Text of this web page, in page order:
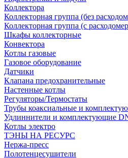
Коллектора
Коллекторная группа (без
Коллекторная группа (с
Шкафы коллекторные
Конвектора
Котлы газовые
Газовое оборудование
Датчики
Клапана предохранительные
Настенные котлы
Регуляторы/Термостаты
Трубы коаксиальные и
Удлиннители и комплектующие
Котлы электро
ТЭНЫ НА РЕСУРС
Нержа-пресс
Полотенцесушители